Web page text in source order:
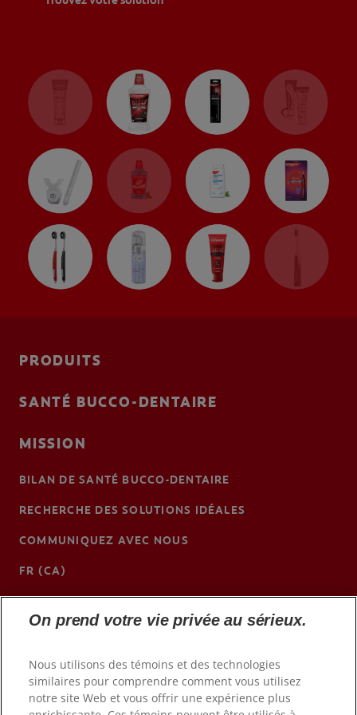
POUR LES PROFESSIONNELS
FR (CA)
PRODUITS
SANTÉ BUCCO-DENTAIRE
MISSION
BILAN DE SANTÉ BUCCO-DENTAIRE
RECHERCHE DES SOLUTIONS IDÉALES
COMMUNIQUEZ AVEC NOUS
FR (CA)
On prend votre vie privée au sérieux.
Nous utilisons des témoins et des technologies
similaires pour comprendre comment vous utilisez
notre site Web et vous offrir une expérience plus